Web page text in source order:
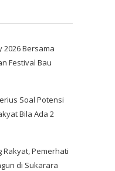
2026 Bersama
Festival Bau
Soal Potensi
Bila Ada 2
Rakyat, Pemerhati
di Sukarara